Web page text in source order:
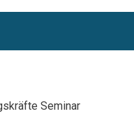
Seminar